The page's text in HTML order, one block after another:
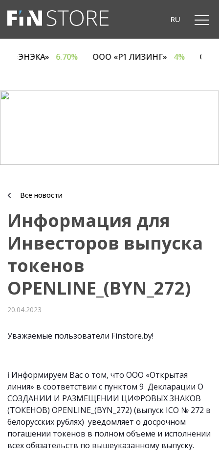
RU
«ЭНЭКА» 6.70% ООО «Р1 ЛИЗИНГ» 4%
Все новости
Информация для
Инвесторов выпуска
токенов
OPENLINE_(BYN_272)
20.04.2023
Уважаемые пользователи Finstore.by!
ℹ️ Информируем Вас о том, что ООО «Открытая
линия» в соответствии с пунктом 9 Декларации О
СОЗДАНИИ И РАЗМЕЩЕНИИ ЦИФРОВЫХ ЗНАКОВ
(ТОКЕНОВ) OPENLINE_(BYN_272) (выпуск ICO № 272 в
белорусских рублях) уведомляет о досрочном
погашении токенов в полном объеме и исполнении
всех обязательств по вышеуказанному выпуску.